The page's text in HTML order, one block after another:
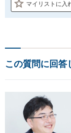
マイリストに入
この質問に回答